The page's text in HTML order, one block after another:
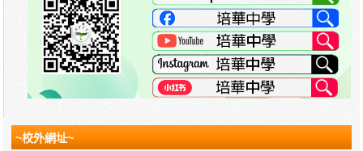
~校外網址~